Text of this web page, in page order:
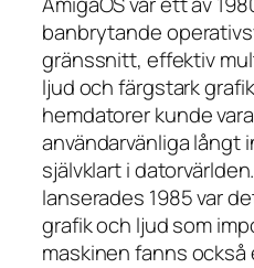
banbrytande
gränssnitt, effektiv
ljud och färgstark
hemdatorer kunde
användarvänliga långt
självklart i
lanserades 1985 var
grafik och ljud som
maskinen fanns